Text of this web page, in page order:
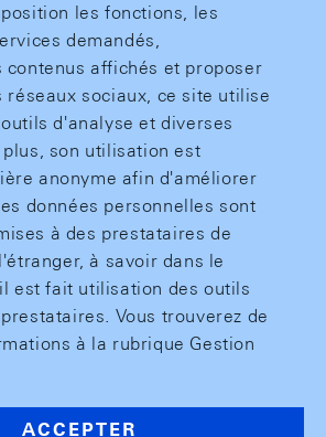
les fonctions, les
demandés,
contenus affichés et proposer
réseaux sociaux, ce site utilise
d'analyse et diverses
son utilisation est
anonyme afin d'améliorer
données personnelles sont
à des prestataires de
à savoir dans le
est fait utilisation des outils
Vous trouverez de
à la rubrique Gestion
ACCEPTER